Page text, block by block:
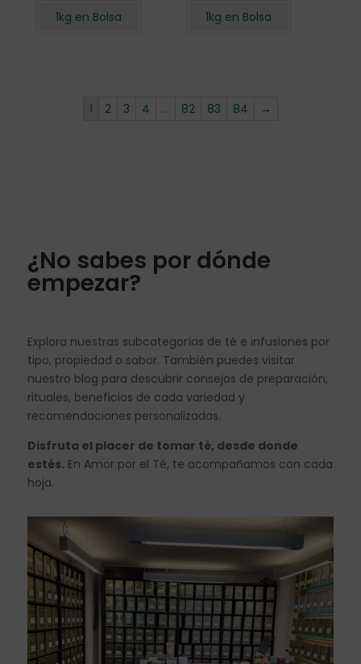
1kg en Bolsa 1kg en Bolsa
1 2 3 4 … 82 83 84 →
¿No sabes por dónde
empezar?
Explora nuestras subcategorías de té e infusiones por
tipo, propiedad o sabor. También puedes visitar
nuestro blog para descubrir consejos de preparación,
rituales, beneficios de cada variedad y
recomendaciones personalizadas.
Disfruta el placer de tomar té, desde donde
estés. En Amor por el Té, te acompañamos con cada
hoja.